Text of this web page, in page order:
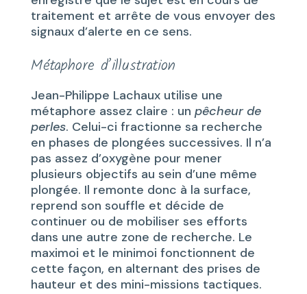
traitement et arrête de vous envoyer des
signaux d’alerte en ce sens.
Métaphore d’illustration
Jean-Philippe Lachaux utilise une
métaphore assez claire : un pêcheur de
perles. Celui-ci fractionne sa recherche
en phases de plongées successives. Il n’a
pas assez d’oxygène pour mener
plusieurs objectifs au sein d’une même
plongée. Il remonte donc à la surface,
reprend son souffle et décide de
continuer ou de mobiliser ses efforts
dans une autre zone de recherche. Le
maximoi et le minimoi fonctionnent de
cette façon, en alternant des prises de
hauteur et des mini-missions tactiques.